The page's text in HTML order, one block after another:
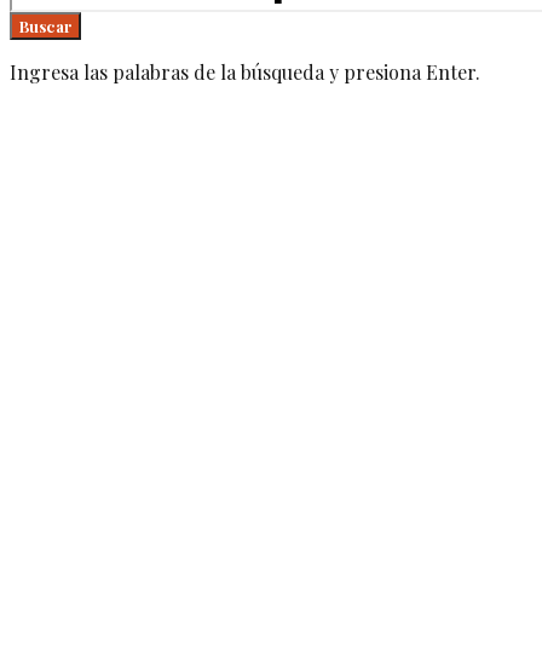
Buscar
Ingresa las palabras de la búsqueda y presiona Enter.